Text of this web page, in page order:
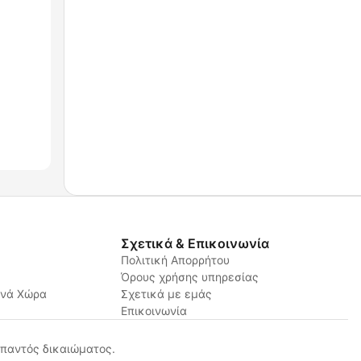
Χώρα
Σχετικά & Επικοινωνία
Πολιτική Απορρήτου
Όρους χρήσης υπηρεσίας
Σχετικά με εμάς
Επικοινωνία
δικαιώματος.